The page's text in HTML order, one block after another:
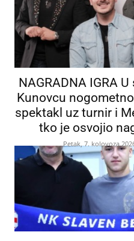
NAGRADNA IGRA
Kunovcu
spektakl uz turnir i
tko je osvojio
Petak, 7. kolovoza